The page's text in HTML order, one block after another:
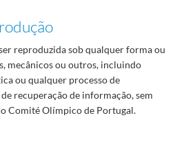
reproduzida sob qualquer forma ou
mecânicos ou outros, incluindo
ou qualquer processo de
recuperação de informação, sem
Comité Olímpico de Portugal.